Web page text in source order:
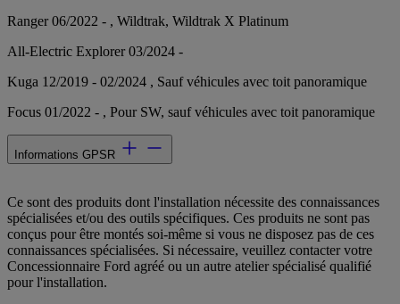
Ranger 06/2022 - , Wildtrak, Wildtrak X Platinum
All-Electric Explorer 03/2024 -
Kuga 12/2019 - 02/2024 , Sauf véhicules avec toit panoramique
Focus 01/2022 - , Pour SW, sauf véhicules avec toit panoramique
Informations GPSR
Ce sont des produits dont l'installation nécessite des connaissances
spécialisées et/ou des outils spécifiques. Ces produits ne sont pas
conçus pour être montés soi-même si vous ne disposez pas de ces
connaissances spécialisées. Si nécessaire, veuillez contacter votre
Concessionnaire Ford agréé ou un autre atelier spécialisé qualifié
pour l'installation.